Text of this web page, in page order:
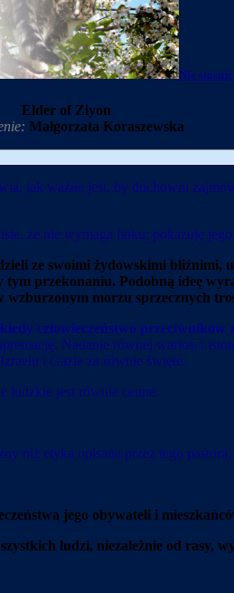
Nie
Elder of Ziyon
Małgorzata Koraszewska
jak ważne jest, by duchowni
że nie wymaga linku: pokazuję
ze swoimi żydowskimi bliźnimi,
przekonaniu. Podobną ideę
wzburzonym morzu sprzecznych
kiedy człowieczeństwo przeciwników
Nadanie równej wartości
i Gazie za równie święte.
ludzkie jest równie cenne.
niż etyka opisana przez tego pastora.
jego obywateli i
ludzi, niezależnie od rasy,